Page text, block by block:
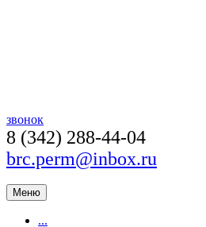
звонок
8 (342) 288-44-04
brc.perm@inbox.ru
Меню
...